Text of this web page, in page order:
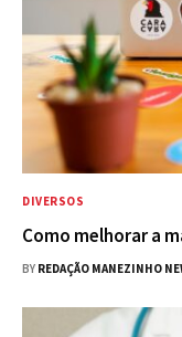
DIVERSOS
Como melhorar a
BY REDAÇÃO MANEZINHO